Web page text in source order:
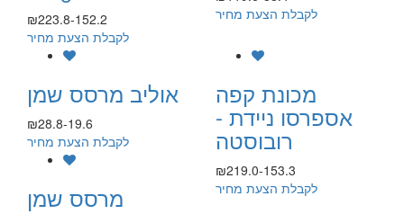
לקבלת הצעת מחיר
₪223.8-152.2
לקבלת הצעת מחיר
מכונת קפה
אספרסו ניידת -
רובוסטה
₪219.0-153.3
לקבלת הצעת מחיר
אוליב מרסס שמן
₪28.8-19.6
לקבלת הצעת מחיר
מרסס שמן